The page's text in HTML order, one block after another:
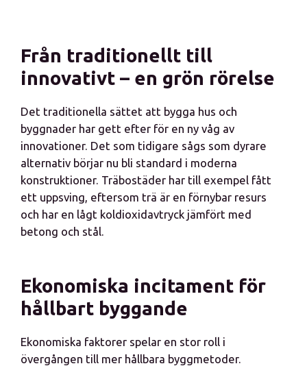
Från traditionellt till
innovativt – en grön rörelse
Det traditionella sättet att bygga hus och
byggnader har gett efter för en ny våg av
innovationer. Det som tidigare sågs som dyrare
alternativ börjar nu bli standard i moderna
konstruktioner. Träbostäder har till exempel fått
ett uppsving, eftersom trä är en förnybar resurs
och har en lågt koldioxidavtryck jämfört med
betong och stål.
Ekonomiska incitament för
hållbart byggande
Ekonomiska faktorer spelar en stor roll i
övergången till mer hållbara byggmetoder.